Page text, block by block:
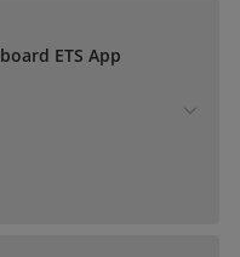
board ETS App